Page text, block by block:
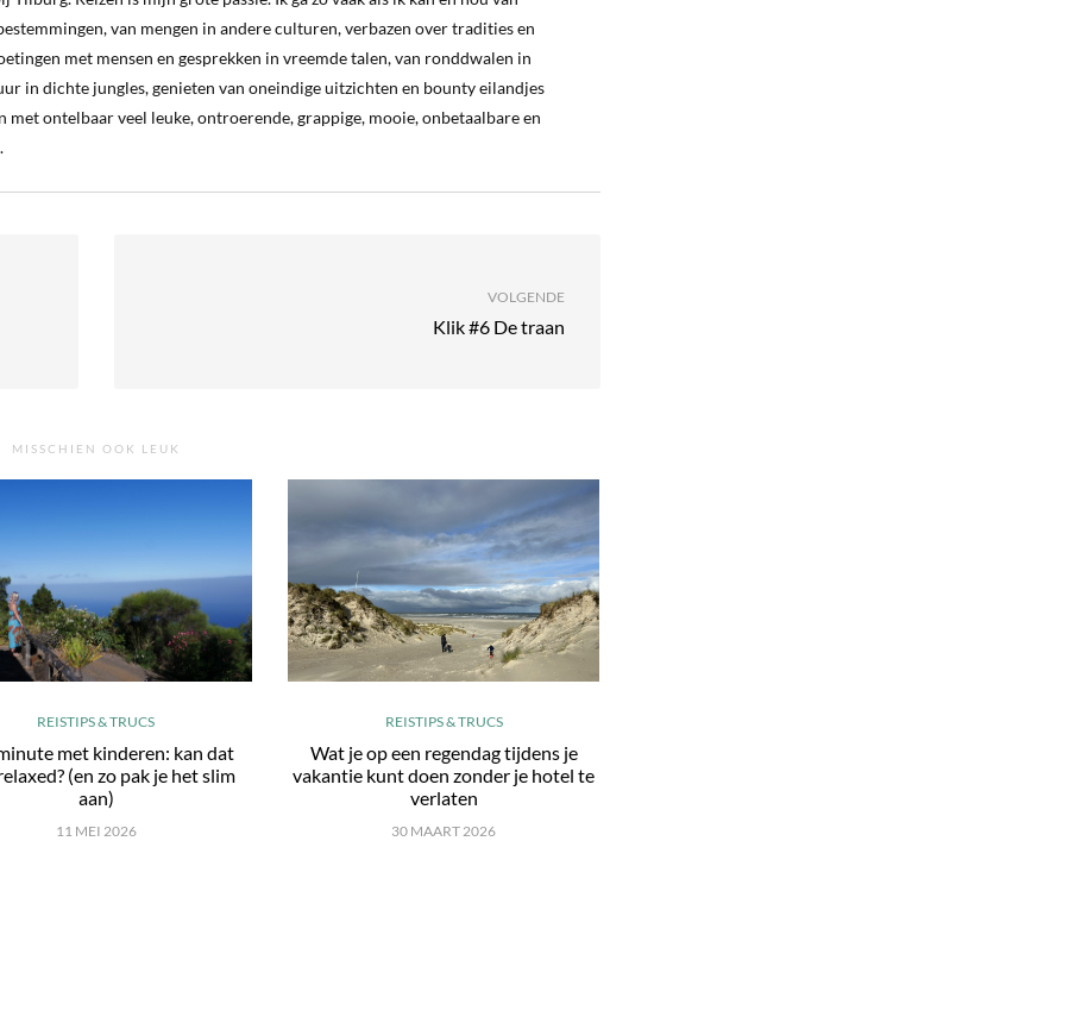
van mengen in andere culturen, verbazen over tradities en
met mensen en gesprekken in vreemde talen, van ronddwalen in
in dichte jungles, genieten van oneindige uitzichten en bounty eilandjes
met ontelbaar veel leuke, ontroerende, grappige, mooie, onbetaalbare en
VOLGENDE
Klik #6 De traan
MISSCHIEN OOK LEUK
REISTIPS & TRUCS
met kinderen: kan dat
(en zo pak je het slim
aan)
11 MEI 2026
REISTIPS & TRUCS
Wat je op een regendag tijdens je
vakantie kunt doen zonder je hotel te
verlaten
30 MAART 2026